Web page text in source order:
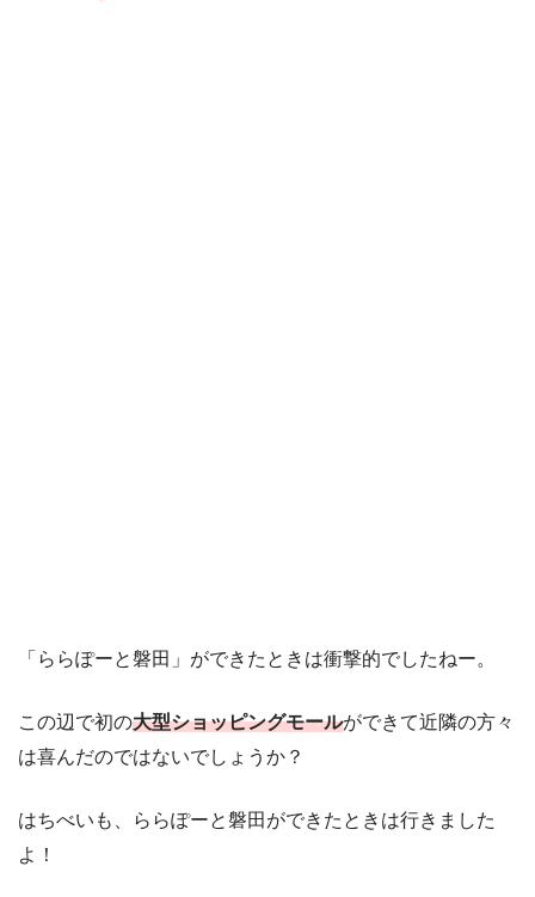
「ららぽーと磐田」ができたときは衝撃的でしたねー。
この辺で初の大型ショッピングモールができて近隣の方々
は喜んだのではないでしょうか？
はちべいも、ららぽーと磐田ができたときは行きました
よ！